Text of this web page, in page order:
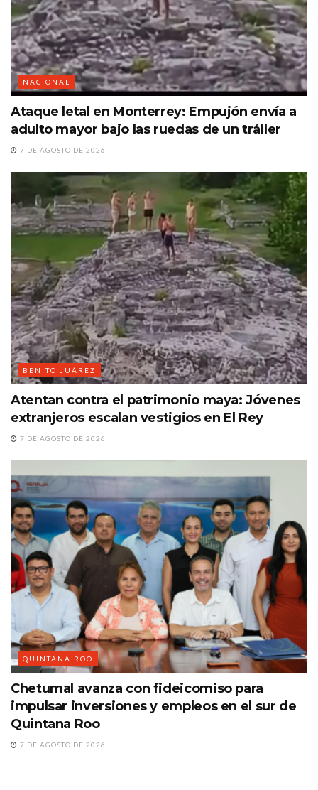
NACIONAL
Ataque letal en Monterrey: Empujón envía a
adulto mayor bajo las ruedas de un tráiler
7 DE AGOSTO DE 2026
BENITO JUÁREZ
Atentan contra el patrimonio maya: Jóvenes
extranjeros escalan vestigios en El Rey
7 DE AGOSTO DE 2026
QUINTANA ROO
Chetumal avanza con fideicomiso para
impulsar inversiones y empleos en el sur de
Quintana Roo
7 DE AGOSTO DE 2026